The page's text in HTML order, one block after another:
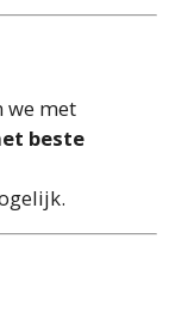
we met
beste